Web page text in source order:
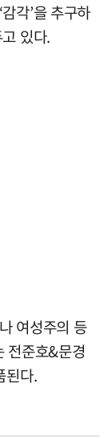
각’을 추구하
있다.
여성주의 등
전준호&문경
된다.